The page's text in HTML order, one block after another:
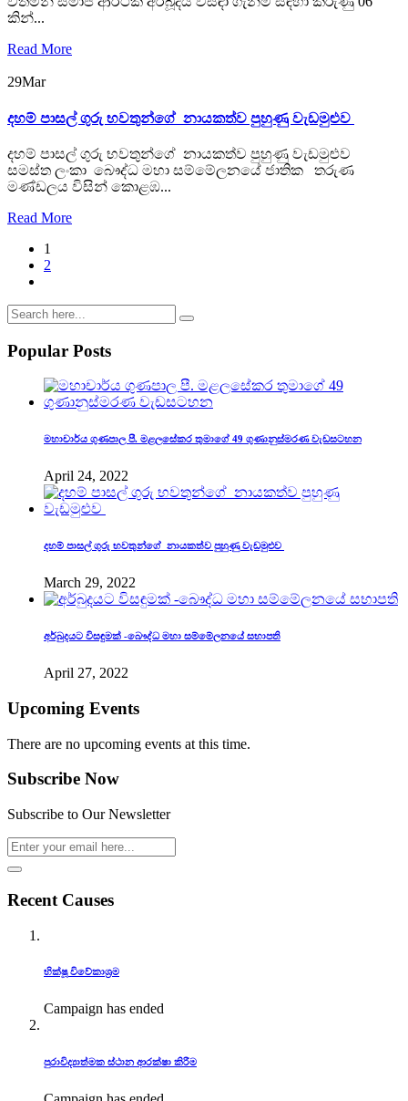
කින්...
Read More
29Mar
දහම් පාසල් ගුරු භවතුන්ගේ නායකත්ව පුහුණු වැඩමුළුව
දහම් පාසල් ගුරු භවතුන්ගේ නායකත්ව පුහුණු වැඩමුළුව
සමස්ත ලංකා බෞද්ධ මහා සම්මේලනයේ ජාතික තරුණ
මණ්ඩලය විසින් කොළඹ...
Read More
1
2
Popular Posts
මහාචාර්ය ගුණපාල පී. මළලසේකර තුමාගේ 49 ගුණානුස්මරණ වැඩසටහන
April 24, 2022
දහම් පාසල් ගුරු භවතුන්ගේ නායකත්ව පුහුණු වැඩමුළුව
March 29, 2022
අර්බුදයට විසඳුමක් -බෞද්ධ මහා සම්මේලනයේ සභාපති
April 27, 2022
Upcoming Events
There are no upcoming events at this time.
Subscribe Now
Subscribe to Our Newsletter
Recent Causes
භික්ෂූ විවේකාශ්‍රම
Campaign has ended
පුරාවිද්‍යාත්මක ස්ථාන ආරක්ෂා කිරීම